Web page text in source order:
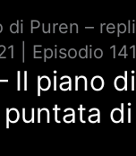
di Puren –
| Episodio 141
Il piano